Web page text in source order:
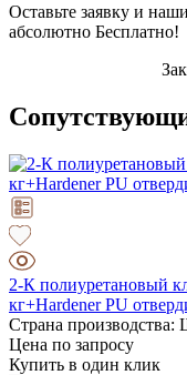
Оставьте заявку и
абсолютно Бесплатно!
2-К полиуретановый
кг+Hardener PU
Страна производства:
Цена по запросу
Купить в один клик